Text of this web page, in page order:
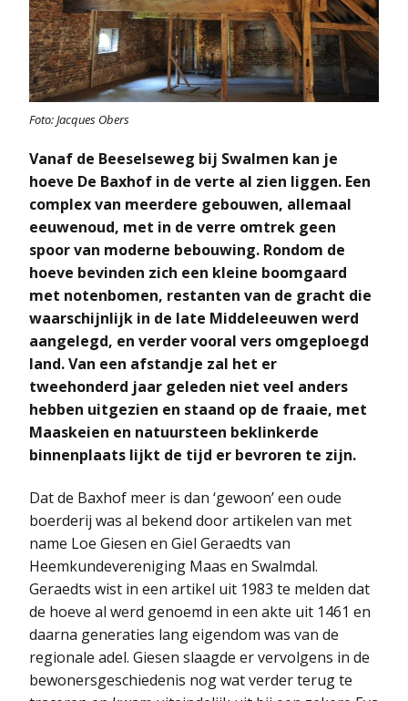
Foto: Jacques Obers
Vanaf de Beeselseweg bij Swalmen kan je
hoeve De Baxhof in de verte al zien liggen. Een
complex van meerdere gebouwen, allemaal
eeuwenoud, met in de verre omtrek geen
spoor van moderne bebouwing. Rondom de
hoeve bevinden zich een kleine boomgaard
met notenbomen, restanten van de gracht die
waarschijnlijk in de late Middeleeuwen werd
aangelegd, en verder vooral vers omgeploegd
land. Van een afstandje zal het er
tweehonderd jaar geleden niet veel anders
hebben uitgezien en staand op de fraaie, met
Maaskeien en natuursteen beklinkerde
binnenplaats lijkt de tijd er bevroren te zijn.
Dat de Baxhof meer is dan ‘gewoon’ een oude
boerderij was al bekend door artikelen van met
name Loe Giesen en Giel Geraedts van
Heemkundevereniging Maas en Swalmdal.
Geraedts wist in een artikel uit 1983 te melden dat
de hoeve al werd genoemd in een akte uit 1461 en
daarna generaties lang eigendom was van de
regionale adel. Giesen slaagde er vervolgens in de
bewonersgeschiedenis nog wat verder terug te